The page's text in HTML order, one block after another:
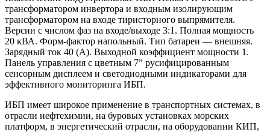
трансформатором инвертора и входным изолирующим
трансформатором на входе тиристорного выпрямителя.
Версии с числом фаз на входе/выходе 3:1. Полная мощность
20 кВА. Форм-фактор напольный. Тип батареи — внешняя.
Зарядный ток 40 (А). Выходной коэффициент мощности 1.
Панель управления с цветным 7” русифицированным
сенсорным дисплеем и светодиодными индикаторами для
эффективного мониторинга ИБП.
ИБП имеет широкое применение в транспортных системах, в
отрасли нефтехимии, на буровых установках морских
платформ, в энергетический отрасли, на оборудовании КИП,